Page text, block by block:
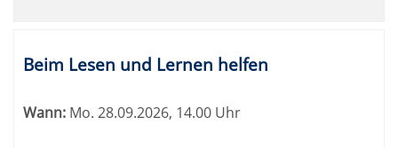
Beim Lesen und Lernen helfen
Wann: Mo. 28.09.2026, 14.00 Uhr